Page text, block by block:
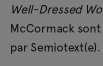
Well-Dressed
McCormack
par Semiotext(e).